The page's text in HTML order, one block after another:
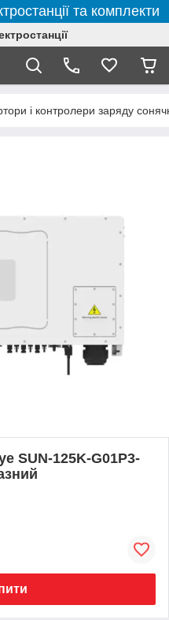
та комплекти
і контролери заряду
SUN-125K-G01P3-